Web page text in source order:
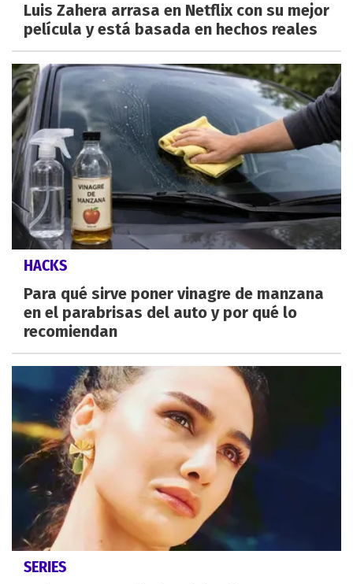
Luis Zahera arrasa en Netflix con su mejor
película y está basada en hechos reales
HACKS
Para qué sirve poner vinagre de manzana
en el parabrisas del auto y por qué lo
recomiendan
SERIES